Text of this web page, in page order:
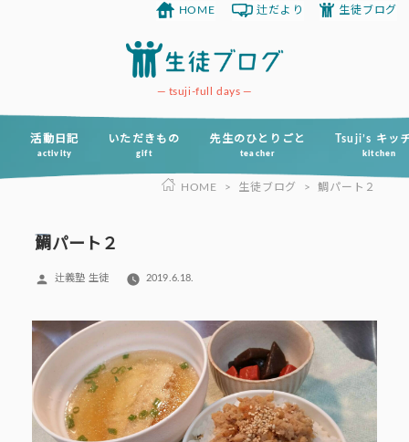
ツ
tsuji-full days
活動日記
activity
いただきもの
gift
先生のひとりごと
teacher
Tsuji’s キッ
kitchen
HOME 辻だより 生徒ブログ
HOME > 生徒ブログ > 鯛パート２
鯛パート２
投
辻義塾 生徒 2019.6.18.